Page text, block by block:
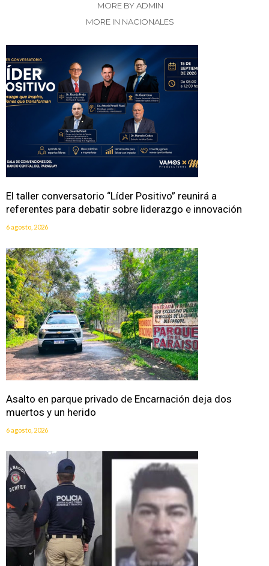
MORE BY ADMIN
MORE IN NACIONALES
El taller conversatorio “Líder Positivo” reunirá a
referentes para debatir sobre liderazgo e innovación
6 agosto, 2026
Asalto en parque privado de Encarnación deja dos
muertos y un herido
6 agosto, 2026